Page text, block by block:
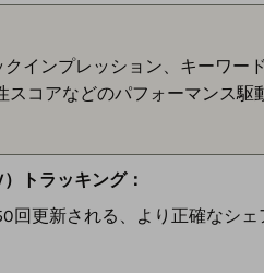
インプレッション、キーワー
スコアなどのパフォーマンス駆
トラッキング：
回更新される、より正確なシェ